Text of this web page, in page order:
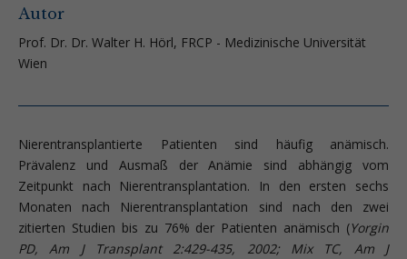
Autor
Prof. Dr. Dr. Walter H. Hörl, FRCP - Medizinische Universität
Wien
Nierentransplantierte Patienten sind häufig anämisch.
Prävalenz und Ausmaß der Anämie sind abhängig vom
Zeitpunkt nach Nierentransplantation. In den ersten sechs
Monaten nach Nierentransplantation sind nach den zwei
zitierten Studien bis zu 76% der Patienten anämisch (Yorgin
PD, Am J Transplant 2:429-435, 2002; Mix TC, Am J